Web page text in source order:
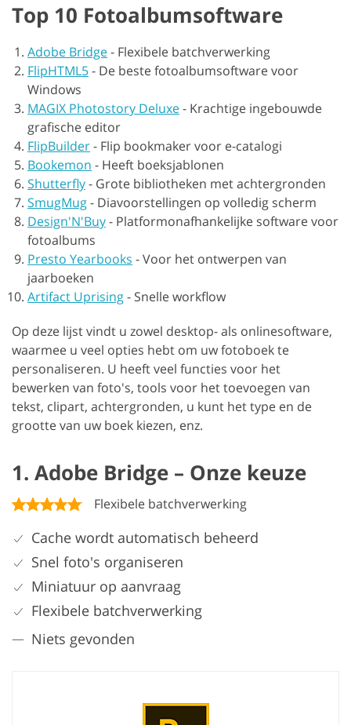
Top 10 Fotoalbumsoftware
Adobe Bridge- Flexibele batchverwerking
FlipHTML5- De beste fotoalbumsoftware voor
Windows
MAGIX Photostory Deluxe- Krachtige ingebouwde
grafische editor
FlipBuilder- Flip bookmaker voor e-catalogi
Bookemon - Heeft boeksjablonen
Shutterfly- Grote bibliotheken met achtergronden
SmugMug- Diavoorstellingen op volledig scherm
Design'N'Buy- Platformonafhankelijke software voor
fotoalbums
Presto Yearbooks -Voor het ontwerpen van
jaarboeken
Artifact Uprising- Snelle workflow
Op deze lijst vindt u zowel desktop- als onlinesoftware,
waarmee u veel opties hebt om uw fotoboek te
personaliseren. U heeft veel functies voor het
bewerken van foto's, tools voor het toevoegen van
tekst, clipart, achtergronden, u kunt het type en de
grootte van uw boek kiezen, enz.
1. Adobe Bridge – Onze keuze
Flexibele batchverwerking
Cache wordt automatisch beheerd
Snel foto's organiseren
Miniatuur op aanvraag
Flexibele batchverwerking
Niets gevonden